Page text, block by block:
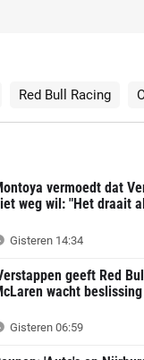
Red Bull Racing
vermoedt dat
weg wil: "Het draait
Gisteren 14:34
geeft Red
wacht
Gisteren 06:59